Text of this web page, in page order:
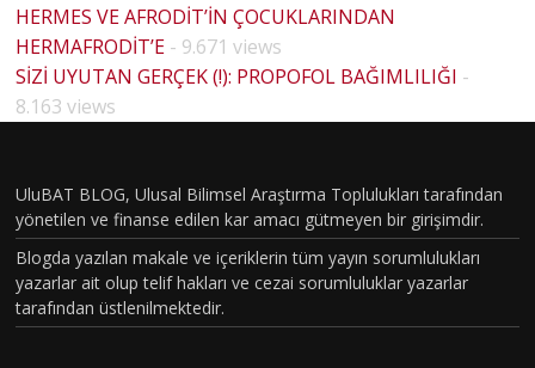
HERMES VE AFRODİT’İN ÇOCUKLARINDAN
HERMAFRODİT’E - 9.671 views
SİZİ UYUTAN GERÇEK (!): PROPOFOL BAĞIMLILIĞI -
8.163 views
UluBAT BLOG, Ulusal Bilimsel Araştırma Toplulukları tarafından
yönetilen ve finanse edilen kar amacı gütmeyen bir girişimdir.
Blogda yazılan makale ve içeriklerin tüm yayın sorumlulukları
yazarlar ait olup telif hakları ve cezai sorumluluklar yazarlar
tarafından üstlenilmektedir.
BİYOLO
JİK
TOPLU
MSAL
CİNSİYE
T
HOUSE
MD
BÖLÜM
VAKASI
GERÇEK
OLDU :
TÜRKİY